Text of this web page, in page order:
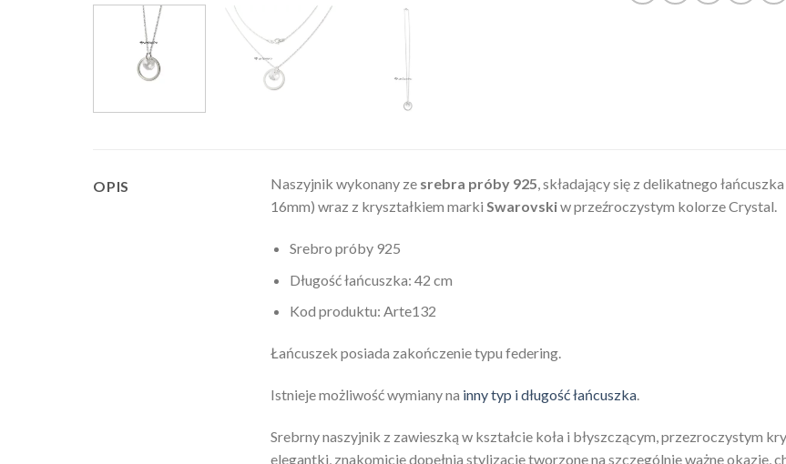
OPIS Naszyjnik wykonany ze srebra próby 925, składający się z delikatnego
16mm) wraz z kryształkiem marki Swarovskiw przeźroczystym kolorze Crystal.
Srebro próby 925
Długość łańcuszka: 42 cm
Kod produktu: Arte132
Łańcuszek posiada zakończenie typu federing.
Istnieje możliwość wymiany na inny typ i długość łańcuszka
Srebrny naszyjnik z zawieszką w kształcie koła i błyszczącym, przezroczystym
elegantki, znakomicie dopełnia stylizacje tworzone na szczególnie ważne okazje,